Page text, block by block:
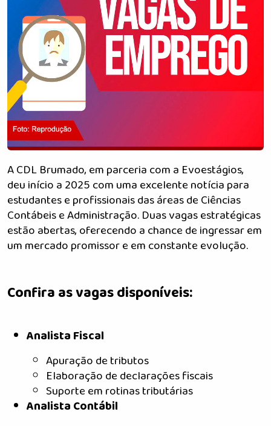
A CDL Brumado, em parceria com a Evoestágios,
deu início a 2025 com uma excelente notícia para
estudantes e profissionais das áreas de Ciências
Contábeis e Administração. Duas vagas estratégicas
estão abertas, oferecendo a chance de ingressar em
um mercado promissor e em constante evolução.
Confira as vagas disponíveis:
Analista Fiscal
Apuração de tributos
Elaboração de declarações fiscais
Suporte em rotinas tributárias
Analista Contábil